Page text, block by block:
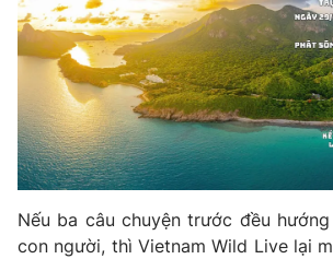
Nếu ba câu chuyện trước đều
con người, thì Vietnam Wild Livelại